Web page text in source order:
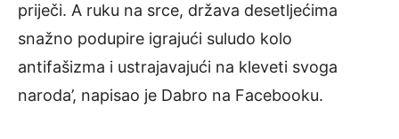
priječi. A ruku na srce, država desetljećima
snažno podupire igrajući suludo kolo
antifašizma i ustrajavajući na kleveti svoga
naroda’, napisao je Dabro na Facebooku.